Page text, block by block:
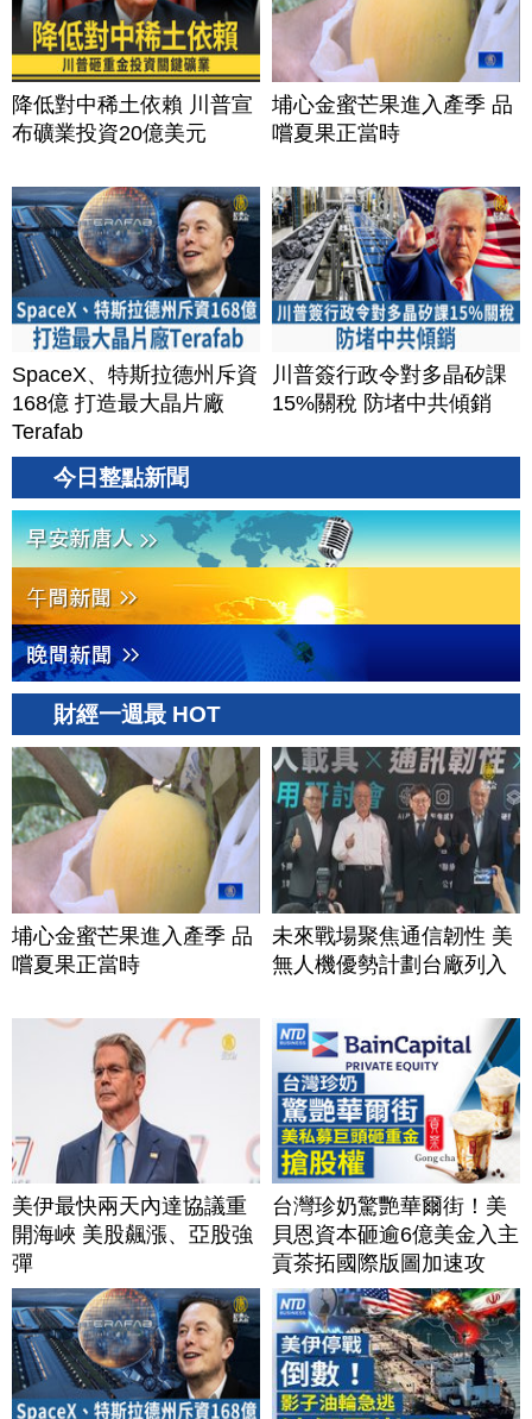
降低對中稀土依賴 川普宣
布礦業投資20億美元
埔心金蜜芒果進入產季 品
嚐夏果正當時
SpaceX、特斯拉德州斥資
168億 打造最大晶片廠
Terafab
川普簽行政令對多晶矽課
15%關稅 防堵中共傾銷
今日整點新聞
財經一週最 HOT
埔心金蜜芒果進入產季 品
嚐夏果正當時
未來戰場聚焦通信韌性 美
無人機優勢計劃台廠列入
美伊最快兩天內達協議重
開海峽 美股飆漲、亞股強
彈
台灣珍奶驚艷華爾街！美
貝恩資本砸逾6億美金入主
貢茶拓國際版圖加速攻
美？｜#財經新聞｜
20260806(四)